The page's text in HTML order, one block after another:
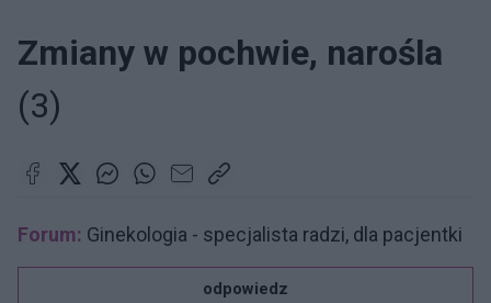
Zmiany w pochwie, narośla
(3)
Forum: Ginekologia - specjalista radzi, dla pacjentki
odpowiedz